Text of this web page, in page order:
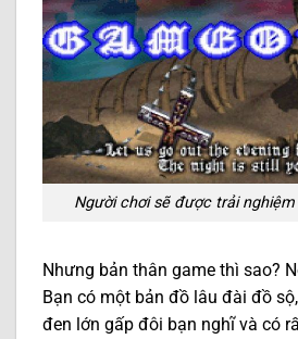
Người chơi sẽ được trải
Nhưng bản thân game thì sao?
Bạn có một bản đồ lâu đài đồ
đen lớn gấp đôi bạn nghĩ và có